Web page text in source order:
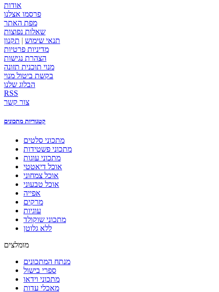
אודות
פרסמו אצלנו
מפת האתר
שאלות נפוצות
תנאי שימוש | תקנון
מדיניות פרטיות
הצהרת נגישות
מנוי תוכנית תזונה
בקשת ביטול מנוי
הבלוג שלנו
RSS
צור קשר
קטגוריות מתכונים
מתכוני סלטים
מתכוני פשטידות
מתכוני עוגות
אוכל דיאטטי
אוכל צמחוני
אוכל טבעוני
אפייה
מרקים
עוגיות
מתכוני שוקולד
ללא גלוטן
מומלצים
מנתח המתכונים
ספרי בישול
מתכוני וידאו
מאכלי עדות